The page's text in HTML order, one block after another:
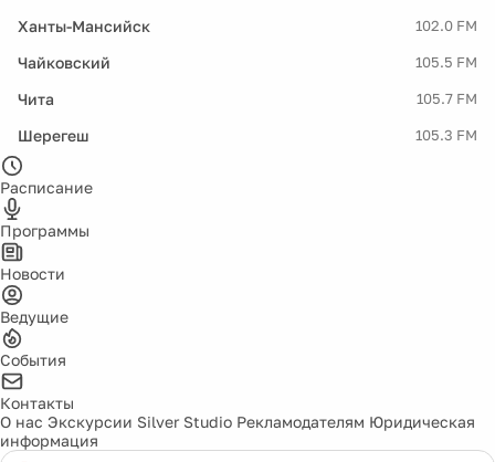
Ханты-Мансийск 102.0 FM
Чайковский 105.5 FM
Чита 105.7 FM
Шерегеш 105.3 FM
Расписание
Программы
Новости
Ведущие
События
Контакты
О нас Экскурсии Silver Studio Рекламодателям Юридическая
информация